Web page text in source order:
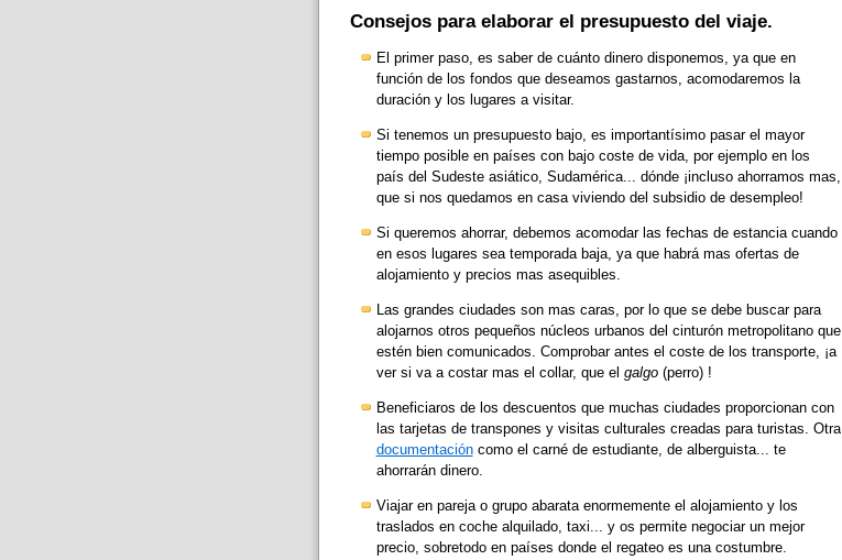
Consejos para elaborar el presupuesto del viaje.
El primer paso, es saber de cuánto dinero disponemos, ya que en
función de los fondos que deseamos gastarnos, acomodaremos la
duración y los lugares a visitar.
Si tenemos un presupuesto bajo, es importantísimo pasar el mayor
tiempo posible en países con bajo coste de vida, por ejemplo en los
país del Sudeste asiático, Sudamérica... dónde ¡incluso ahorramos mas,
que si nos quedamos en casa viviendo del subsidio de desempleo!
Si queremos ahorrar, debemos acomodar las fechas de estancia cuando
en esos lugares sea temporada baja, ya que habrá mas ofertas de
alojamiento y precios mas asequibles.
Las grandes ciudades son mas caras, por lo que se debe buscar para
alojarnos otros pequeños núcleos urbanos del cinturón metropolitano que
estén bien comunicados. Comprobar antes el coste de los transporte, ¡a
ver si va a costar mas el collar, que el galgo(perro) !
Beneficiaros de los descuentos que muchas ciudades proporcionan con
las tarjetas de transpones y visitas culturales creadas para turistas. Otra
documentacióncomo el carné de estudiante, de alberguista... te
ahorrarán dinero.
Viajar en pareja o grupo abarata enormemente el alojamiento y los
traslados en coche alquilado, taxi... y os permite negociar un mejor
precio, sobretodo en países donde el regateo es una costumbre.